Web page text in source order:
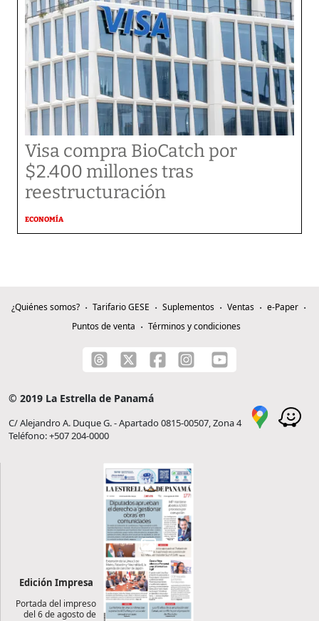
Visa compra BioCatch por
$2.400 millones tras
reestructuración
ECONOMÍA
¿Quiénes somos? Tarifario GESE Suplementos Ventas
e-Paper
Puntos de venta
Términos y condiciones
© 2019 La Estrella de Panamá
C/ Alejandro A. Duque G. - Apartado 0815-00507, Zona 4
Teléfono: +507 204-0000
Edición Impresa
Portada del impreso
del 6 de agosto de